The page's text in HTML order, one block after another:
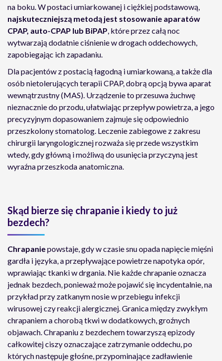
na boku. W postaci umiarkowanej i ciężkiej podstawową,
najskuteczniejszą metodą jest stosowanie aparatów
CPAP, auto-CPAP lub BiPAP, które przez całą noc
wytwarzają dodatnie ciśnienie w drogach oddechowych,
zapobiegając ich zapadaniu.
Dla pacjentów z postacią łagodną i umiarkowaną, a także dla
osób nietolerujących terapii CPAP, dobrą opcją bywa aparat
wewnątrzustny (MAS). Urządzenie to przesuwa żuchwę
nieznacznie do przodu, ułatwiając przepływ powietrza, a jego
precyzyjnym dopasowaniem zajmuje się odpowiednio
przeszkolony stomatolog. Leczenie zabiegowe z zakresu
chirurgii laryngologicznej rozważa się przede wszystkim
wtedy, gdy główną i możliwą do usunięcia przyczyną jest
wyraźna przeszkoda anatomiczna.
Skąd bierze się chrapanie i kiedy to już
bezdech?
Chrapaniepowstaje, gdy w czasie snu opada napięcie mięśni
gardła i języka, a przepływające powietrze napotyka opór,
wprawiając tkanki w drgania. Nie każde chrapanie oznacza
jednak bezdech, ponieważ może pojawić się incydentalnie, na
przykład przy zatkanym nosie w przebiegu infekcji
wirusowej czy reakcji alergicznej. Granica między zwykłym
chrapaniem a chorobą tkwi w dodatkowych, groźnych
objawach. Chrapaniu z bezdechem towarzyszą epizody
całkowitej ciszy oznaczające zatrzymanie oddechu, po
których następuje głośne, przypominające zadławienie